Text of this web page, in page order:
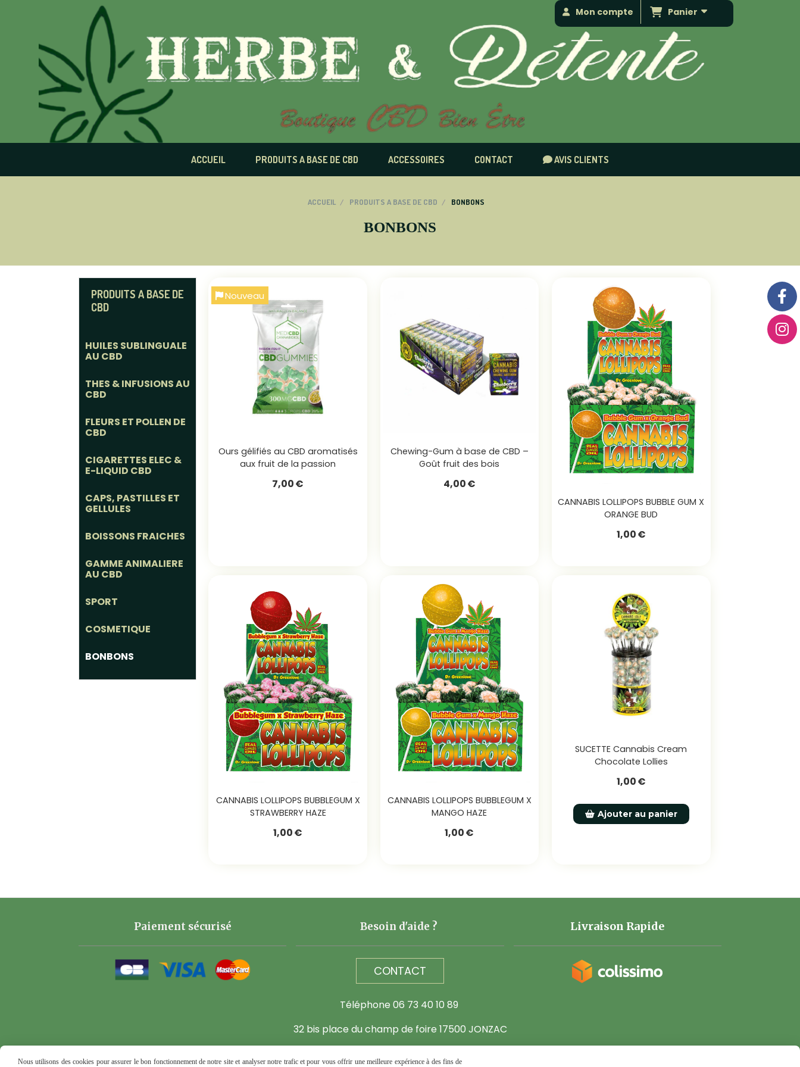
Mon compte Panier
ACCUEIL PRODUITS A BASE DE CBD ACCESSOIRES CONTACT AVIS CLIENTS
PRODUITS A BASE DE
CBD
HUILES SUBLINGUALE
AU CBD
THES & INFUSIONS AU
CBD
FLEURS ET POLLEN DE
CBD
CIGARETTES ELEC &
E-LIQUID CBD
CAPS, PASTILLES ET
GELLULES
BOISSONS FRAICHES
GAMME ANIMALIERE
AU CBD
SPORT
COSMETIQUE
BONBONS
ACCUEIL PRODUITS A BASE DE CBD BONBONS
BONBONS
Nouveau
Ours gélifiés au CBD aromatisés
aux fruit de la passion
7,00€
Chewing-Gum à base de CBD –
Goût fruit des bois
4,00€
CANNABIS LOLLIPOPS BUBBLE GUM X
ORANGE BUD
1,00€
CANNABIS LOLLIPOPS BUBBLEGUM X
STRAWBERRY HAZE
1,00€
CANNABIS LOLLIPOPS BUBBLEGUM X
MANGO HAZE
1,00€
SUCETTE Cannabis Cream
Chocolate Lollies
1,00€
Ajouter au panier
Paiement sécurisé Besoin d'aide ?
CONTACT
Livraison Rapide
Téléphone 06 73 40 10 89
32 bis place du champ de foire 17500 JONZAC
Panneau de gestion des cookies
Nous utilisons des cookies pour assurer le bon fonctionnement de notre site et analyser notre trafic et pour vous offrir une meilleure expérience à des fins de